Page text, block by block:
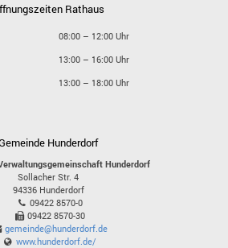
Rathaus
08:00 – 12:00 Uhr
13:00 – 16:00 Uhr
13:00 – 18:00 Uhr
Hunderdorf
Hunderdorf
Sollacher Str. 4
94336 Hunderdorf
09422 8570-0
09422 8570-30
gemeinde@hunderdorf.de
www.hunderdorf.de/